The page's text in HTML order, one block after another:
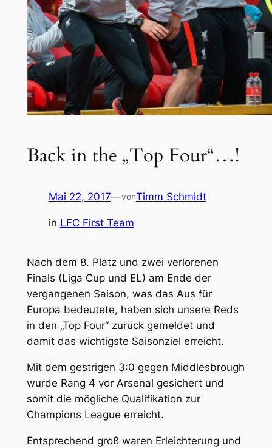
Back in the „Top Four“…!
Mai 22, 2017—vonTimm Schmidt
in LFC First Team
Nach dem 8. Platz und zwei verlorenen
Finals (Liga Cup und EL) am Ende der
vergangenen Saison, was das Aus für
Europa bedeutete, haben sich unsere Reds
in den „Top Four“ zurück gemeldet und
damit das wichtigste Saisonziel erreicht.
Mit dem gestrigen 3:0 gegen Middlesbrough
wurde Rang 4 vor Arsenal gesichert und
somit die mögliche Qualifikation zur
Champions League erreicht.
Entsprechend groß waren Erleichterung und